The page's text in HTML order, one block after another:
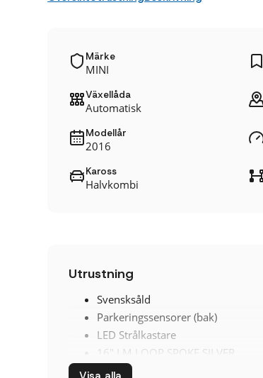
Märke
MINI
Växellåda
Automatisk
Modellår
2016
Kaross
Halvkombi
Utrustning
Svensksåld
Parkeringssensorer (bak)
LED Strålkastare
16" LM LOOP SPOKE SILVER
BELYSNINGSPAKET